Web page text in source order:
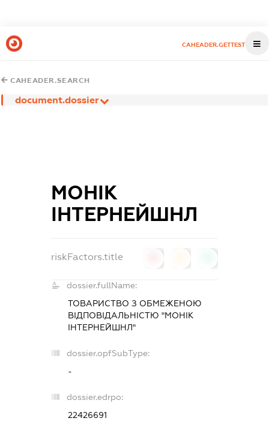
CAHEADER.GETTEST
CAHEADER.SEARCH
document.dossier
МОНІК
ІНТЕРНЕЙШНЛ
riskFactors.title
dossier.fullName:
ТОВАРИСТВО З ОБМЕЖЕНОЮ
ВІДПОВІДАЛЬНІСТЮ "МОНІК
ІНТЕРНЕЙШНЛ"
dossier.opfSubType:
-
dossier.edrpo:
22426691